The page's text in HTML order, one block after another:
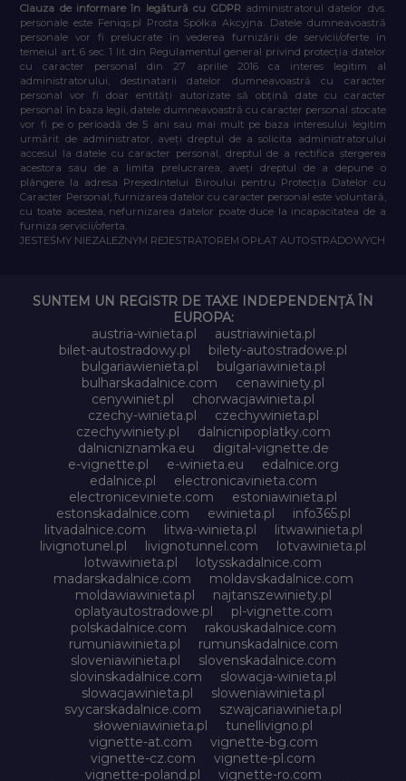
Clauza de informare în legătură cu GDPR administratorul datelor dvs.
personale este Feniqs.pl Prosta Spółka Akcyjna. Datele dumneavoastră
personale vor fi prelucrate în vederea furnizării de servicii/oferte în
temeiul art. 6 sec. 1 lit. din Regulamentul general privind protecția datelor
cu caracter personal din 27 aprilie 2016 ca interes legitim al
administratorului, destinatarii datelor dumneavoastră cu caracter
personal vor fi doar entități autorizate să obțină date cu caracter
personal în baza legii, datele dumneavoastră cu caracter personal stocate
vor fi pe o perioadă de 5 ani sau mai mult pe baza interesului legitim
urmărit de administrator, aveți dreptul de a solicita administratorului
accesul la datele cu caracter personal, dreptul de a rectifica ștergerea
acestora sau de a limita prelucrarea, aveți dreptul de a depune o
plângere la adresa Președintelui Biroului pentru Protecția Datelor cu
Caracter Personal, furnizarea datelor cu caracter personal este voluntară,
cu toate acestea, nefurnizarea datelor poate duce la incapacitatea de a
furniza servicii/oferta.
JESTEŚMY NIEZALEŻNYM REJESTRATOREM OPŁAT AUTOSTRADOWYCH
SUNTEM UN REGISTR DE TAXE INDEPENDENȚĂ ÎN
EUROPA:
austria-winieta.pl
austriawinieta.pl
bilet-autostradowy.pl
bilety-autostradowe.pl
bulgariawienieta.pl
bulgariawinieta.pl
bulharskadalnice.com
cenawiniety.pl
cenywiniet.pl
chorwacjawinieta.pl
czechy-winieta.pl
czechywinieta.pl
czechywiniety.pl
dalnicnipoplatky.com
dalnicniznamka.eu
digital-vignette.de
e-vignette.pl
e-winieta.eu
edalnice.org
edalnice.pl
electronicavinieta.com
electroniceviniete.com
estoniawinieta.pl
estonskadalnice.com
ewinieta.pl
info365.pl
litvadalnice.com
litwa-winieta.pl
litwawinieta.pl
livignotunel.pl
livignotunnel.com
lotvawinieta.pl
lotwawinieta.pl
lotysskadalnice.com
madarskadalnice.com
moldavskadalnice.com
moldawiawinieta.pl
najtanszewiniety.pl
oplatyautostradowe.pl
pl-vignette.com
polskadalnice.com
rakouskadalnice.com
rumuniawinieta.pl
rumunskadalnice.com
sloveniawinieta.pl
slovenskadalnice.com
slovinskadalnice.com
slowacja-winieta.pl
slowacjawinieta.pl
sloweniawinieta.pl
svycarskadalnice.com
szwajcariawinieta.pl
słoweniawinieta.pl
tunellivigno.pl
vignette-at.com
vignette-bg.com
vignette-cz.com
vignette-pl.com
vignette-poland.pl
vignette-ro.com